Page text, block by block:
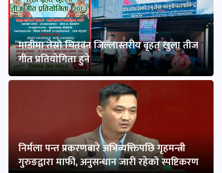
माडीमा तेस्रो चितवन जिल्लास्तरीय बृहत् खुला तीज
गीत प्रतियोगिता हुने
निर्मला पन्त प्रकरणबारे अभिव्यक्तिपछि गृहमन्त्री
गुरुङद्वारा माफी, अनुसन्धान जारी रहेको स्पष्टिकरण